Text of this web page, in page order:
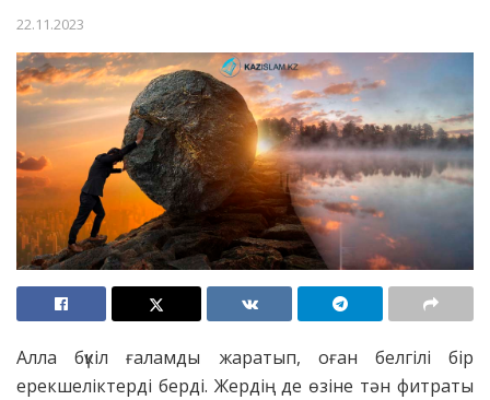
22.11.2023
Алла бүкіл ғаламды жаратып, оған белгілі бір
ерекшеліктерді берді. Жердің де өзіне тән фитраты